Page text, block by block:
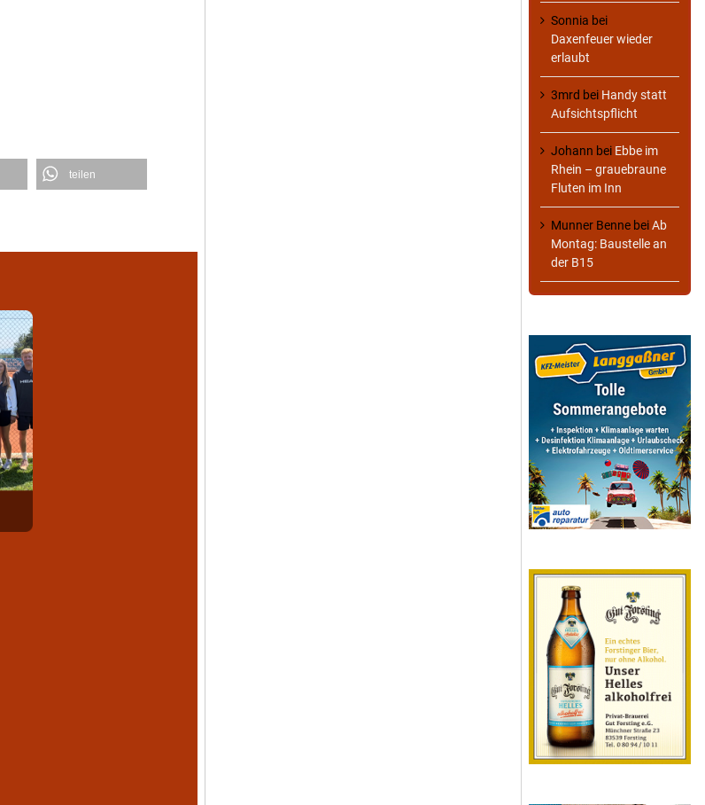
teilen
Sonnia bei
Daxenfeuer wieder
erlaubt
3mrd bei Handy statt
Aufsichtspflicht
Johann bei Ebbe im
Rhein – grauebraune
Fluten im Inn
Munner Benne beiAb
Montag: Baustelle an
der B15